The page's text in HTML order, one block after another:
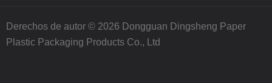
Derechos de autor © 2026 Dongguan Dingsheng Paper
Plastic Packaging Products Co., Ltd